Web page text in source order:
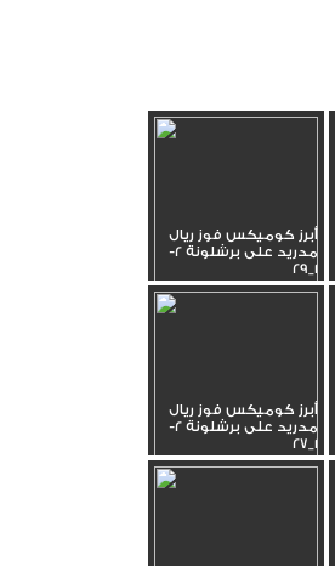
أبرز كوميكس فوز ريال
مدريد على برشلونة 2-
1_29
أبرز كوميكس فوز ريال
مدريد على برشلونة 2-
1_27